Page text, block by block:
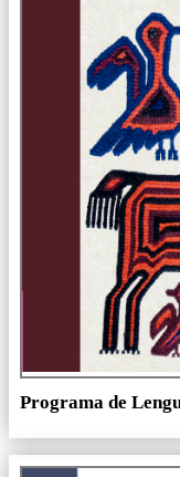
Programa de